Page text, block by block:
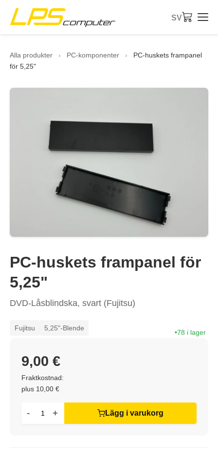
SV
Om företaget
Alla produkter › PC-komponenter ›
PC-huskets frampanel
för 5,25"
PC-huskets frampanel för
5,25"
DVD-Låsblindska, svart (Fujitsu)
Fujitsu 5,25"-Blende
78 i lager
Fraktkostnad:
plus 10,00 €
9,00 €
- + Lägg i varukorg